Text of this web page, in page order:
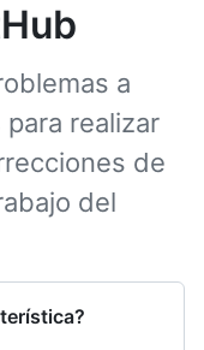
a
realizar
de
del